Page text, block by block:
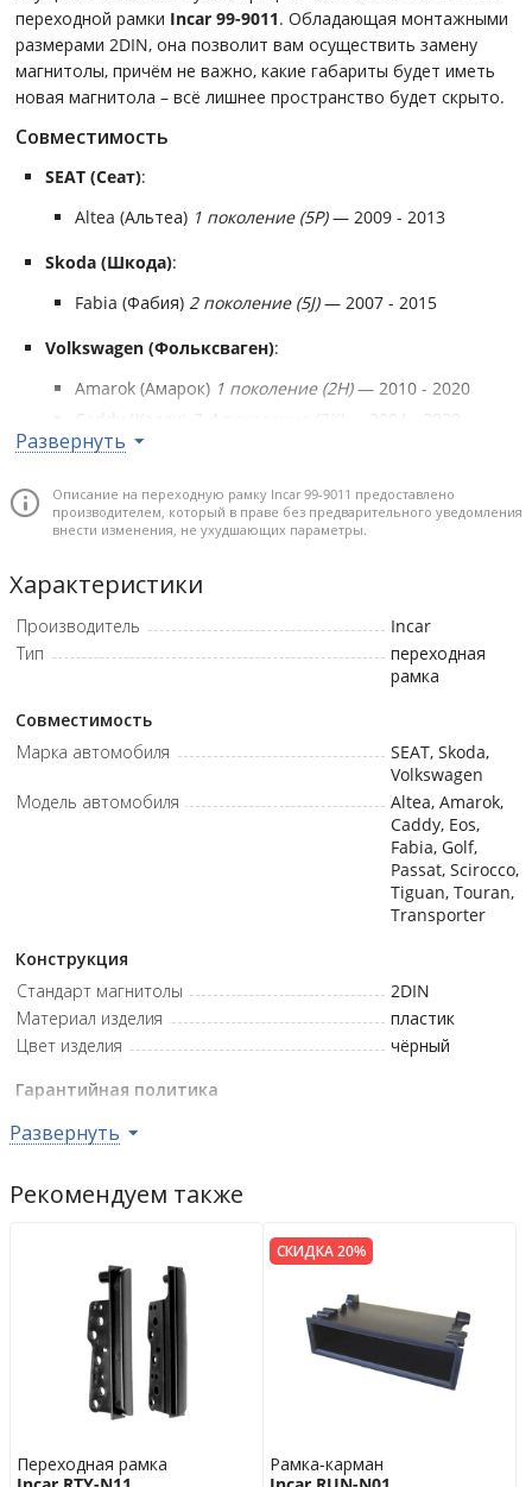
переходной рамки Incar 99-9011. Обладающая монтажными
размерами 2DIN, она позволит вам осуществить замену
магнитолы, причём не важно, какие габариты будет иметь
новая магнитола – всё лишнее пространство будет скрыто.
Совместимость
SEAT (Сеат):
Altea (Альтеа) 1 поколение (5P)— 2009 - 2013
Skoda (Шкода):
Fabia (Фабия) 2 поколение (5J)— 2007 - 2015
Volkswagen (Фольксваген):
Amarok (Амарок) 1 поколение (2H)— 2010 - 2020
Caddy (Кэдди)
3-4 поколение (2K)
— 2004 - 2020
Eos (Эос),
Golf (Гольф),6 поколение (5K)— 2009 - 2014
Passat (Пассат)6-7 поколение (B6/B7)
Scirocco (Сирокко)
Tiguan (Тигуан)1 поколение (5N)— 2006 - 2017
Touran (Туран)1 поколение (1T)— 2003 - 2015
2015
Развернуть
Описание на переходную рамку Incar 99-9011 предоставлено
производителем, который в праве без предварительного уведомления
внести изменения, не ухудшающих параметры.
Характеристики
Производитель
Incar
Тип
переходная
рамка
Совместимость
Марка автомобиля
SEAT, Skoda,
Volkswagen
Модель автомобиля
Altea, Amarok,
Caddy, Eos,
Fabia, Golf,
Passat, Scirocco,
Tiguan, Touran,
Transporter
Конструкция
Стандарт магнитолы
2DIN
Материал изделия
пластик
Цвет изделия
чёрный
Гарантийная политика
Гарантия
Развернуть
Рекомендуем также
Переходная рамка
СКИДКА 20%
Рамка-карман